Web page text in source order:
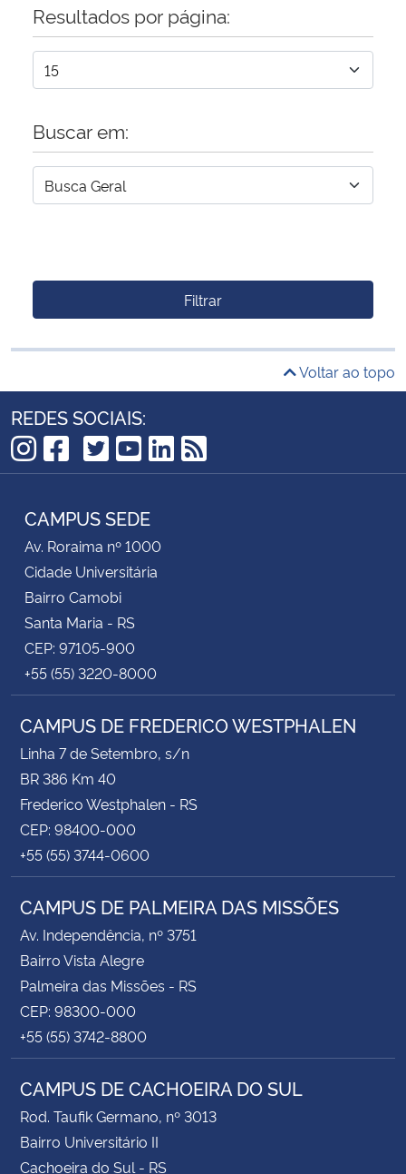
Resultados por página:
Buscar em:
Filtrar
Voltar ao topo
REDES SOCIAIS:
Instagram
Facebook
TikTok
Twitter
YouTube
LinkedIn
RSS
CAMPUS SEDE
Av. Roraima nº 1000
Cidade Universitária
Bairro Camobi
Santa Maria - RS
CEP: 97105-900
+55 (55) 3220-8000
CAMPUS DE FREDERICO WESTPHALEN
Linha 7 de Setembro, s/n
BR 386 Km 40
Frederico Westphalen - RS
CEP: 98400-000
+55 (55) 3744-0600
CAMPUS DE PALMEIRA DAS MISSÕES
Av. Independência, nº 3751
Bairro Vista Alegre
Palmeira das Missões - RS
CEP: 98300-000
+55 (55) 3742-8800
CAMPUS DE CACHOEIRA DO SUL
Rod. Taufik Germano, nº 3013
Bairro Universitário II
Cachoeira do Sul - RS